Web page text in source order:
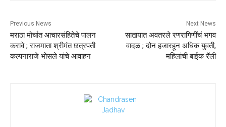
Previous News
मराठा मोर्चात आचारसंहितेचे पालन
करावे ; राजमाता श्रीमंत छत्रपती
कल्पनाराजे भोसले यांचे आवाहन
Next News
सातार्‍यात अवतरले रणरागिणींचं भगव
वादळ ; दोन हजारहून अधिक युवती,
महिलांची बाईक रॅली